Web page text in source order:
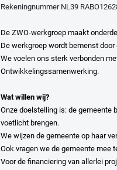
Rekeningnummer NL39
De ZWO-werkgroep maakt
De werkgroep wordt bemenst
We voelen ons sterk verbonden
Ontwikkelingssamenwerking.
Wat willen wij?
Onze doelstelling is: de gemeente
voetlicht brengen.
We wijzen de gemeente op haar
Ook vragen we de gemeente mee
Voor de financiering van allerlei